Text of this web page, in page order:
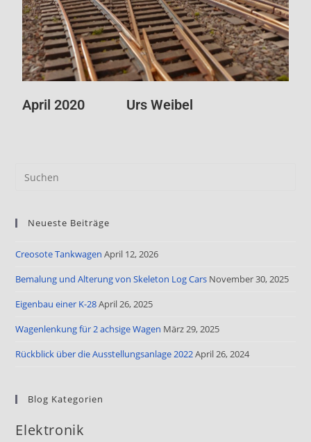
April 2020 Urs Weibel
Neueste Beiträge
Creosote Tankwagen April 12, 2026
Bemalung und Alterung von Skeleton Log Cars November 30, 2025
Eigenbau einer K-28April 26, 2025
Wagenlenkung für 2 achsige Wagen März 29, 2025
Rückblick über die Ausstellungsanlage 2022April 26, 2024
Blog Kategorien
Elektronik